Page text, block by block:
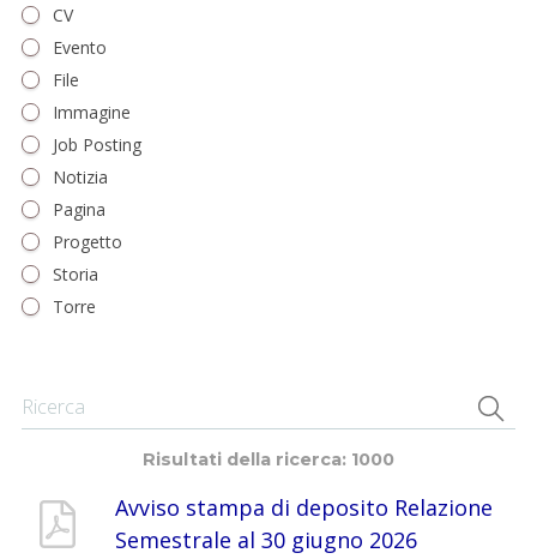
Risultati della ricerca: 1000
Avviso stampa di deposito Relazione
Semestrale al 30 giugno 2026
CV
Evento
File
Immagine
Job Posting
Notizia
Pagina
Progetto
Storia
Torre